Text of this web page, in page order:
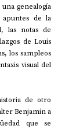
genealogía
de Louis
los sampleos
visual del
de otro
Benjamin a
que se